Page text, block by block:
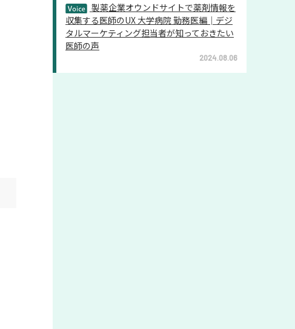
製薬企業オウンドサイトで薬剤情報を
収集する医師のUX 大学病院 勤務医編│デジ
タルマーケティング担当者が知っておきたい
医師の声
2024.08.06